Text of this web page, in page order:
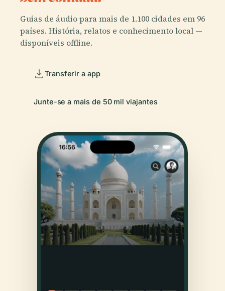
Guias de áudio para mais de 1.100 cidades em 96
países. História, relatos e conhecimento local —
disponíveis offline.
Transferir a app
Junte-se a mais de 50 mil viajantes